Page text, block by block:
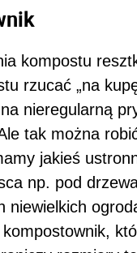
kompostu
rzucać „na
nieregularną
tak można
jakieś
np. pod
niewielkich